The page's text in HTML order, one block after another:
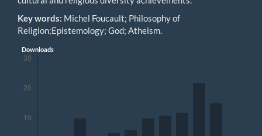
Key words: Michel Foucault; Philosophy of
Religion;Epistemology; God; Atheism.
Downloads